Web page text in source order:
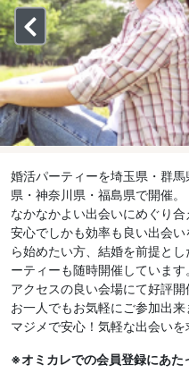
婚活パーティーを埼玉県・群
県・神奈川県・福島県で開催。
なかなかよい出会いにめぐり
安心でしかも効率も良い出会
ら始めたい方、結婚を前提と
ーティーも随時開催しています
アクセスの良い会場にて好評
お一人でもお気軽にご参加出来
マジメで安心！気軽な出会いを
※オミカレでの会員登録にあた